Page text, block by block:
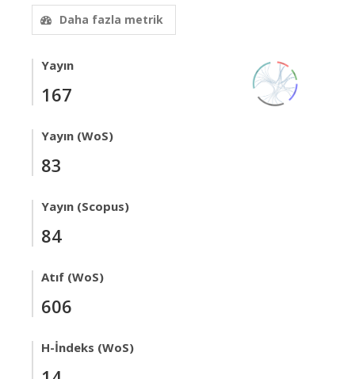
Daha fazla metrik
Yayın
167
Yayın (WoS)
83
Yayın (Scopus)
84
Atıf (WoS)
606
H-İndeks (WoS)